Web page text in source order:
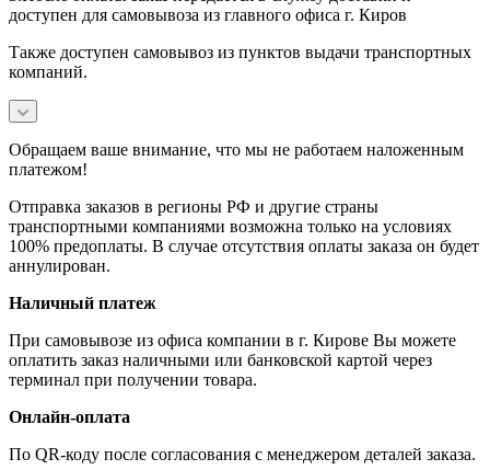
доступен для самовывоза из главного офиса г. Киров
Также доступен самовывоз из пунктов выдачи транспортных
компаний.
Обращаем ваше внимание, что мы не работаем наложенным
платежом!
Отправка заказов в регионы РФ и другие страны
транспортными компаниями возможна только на условиях
100% предоплаты. В случае отсутствия оплаты заказа он будет
аннулирован.
Наличный платеж
При самовывозе из офиса компании в г. Кирове Вы можете
оплатить заказ наличными или банковской картой через
терминал при получении товара.
Онлайн-оплата
По QR-коду после согласования с менеджером деталей заказа.